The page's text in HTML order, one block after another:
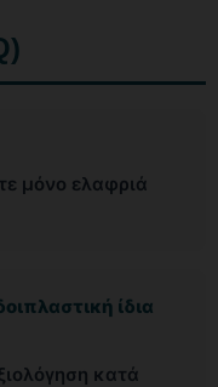
μόνο ελαφριά
ίδια
κατά